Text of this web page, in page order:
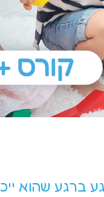
ברגע שהוא